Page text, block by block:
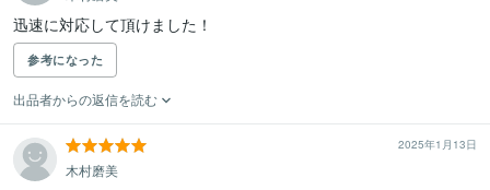
迅速に対応して頂けました！
参考になった
出品者からの返信を読む
2025年1月13日
木村磨美